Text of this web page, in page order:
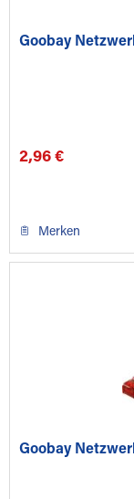
Goobay
2,96 €
Merken
Goobay